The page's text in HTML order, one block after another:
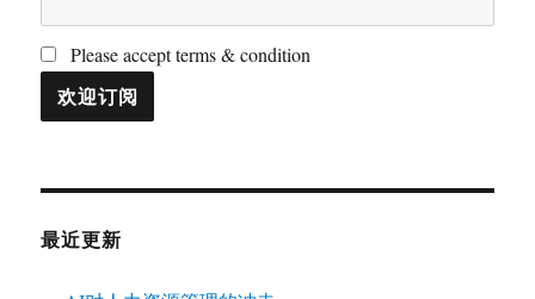
Please accept terms & condition
最近更新